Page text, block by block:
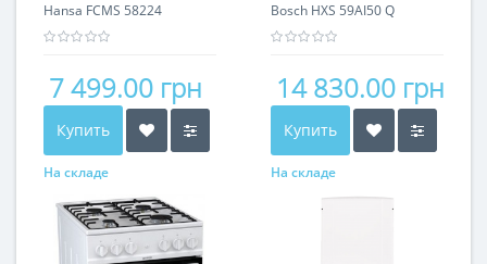
Hansa FCMS 58224
7 499.00 грн
Купить
На складе
Bosch HXS 59AI50 Q
14 830.00 грн
Купить
На складе